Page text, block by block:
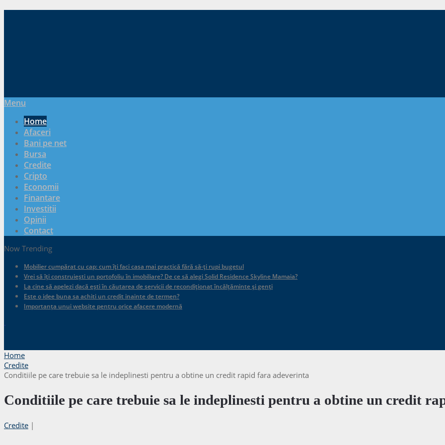
Menu
Home
Afaceri
Bani pe net
Bursa
Credite
Cripto
Economii
Finantare
Investitii
Opinii
Contact
Now Trending
Mobilier cumpărat cu cap: cum îți faci casa mai practică fără să-ți rupi bugetul
Vrei să îți construiești un portofoliu în imobiliare? De ce să alegi Solid Residence Skyline Mamaia?
La cine să apelezi dacă ești în căutarea de servicii de recondiționat încălțăminte și genți
Este o idee buna sa achiti un credit inainte de termen?
Importanța unui website pentru orice afacere modernă
.
Home
Credite
Conditiile pe care trebuie sa le indeplinesti pentru a obtine un credit rapid fara adeverinta
Conditiile pe care trebuie sa le indeplinesti pentru a obtine un credit
Credite |